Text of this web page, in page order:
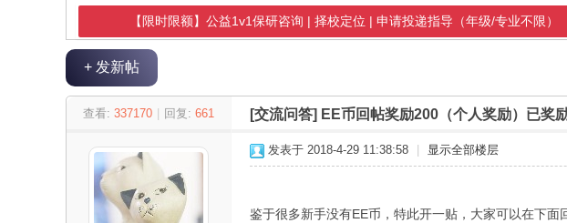
【限时限额】公益1v1保研咨询 | 择校定位 | 申请投递指导（年级/专业不限）
+ 发新帖
查看: 337170 回复: 661 [交流问答] EE币回帖奖励200（个人奖励）已奖
发表于 2018-4-29 11:38:58 显示全部楼层
鉴于很多新手没有EE币，特此开一贴，大家可以在下